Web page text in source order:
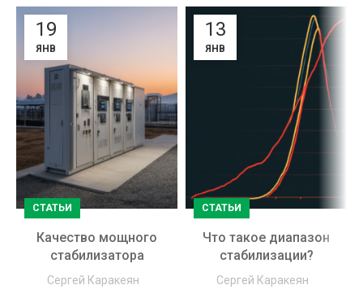
19
ЯНВ
СТАТЬИ
Качество мощного
стабилизатора
Сергей Каракеян
13
ЯНВ
СТАТЬИ
Что такое диапазон
стабилизации?
Сергей Каракеян